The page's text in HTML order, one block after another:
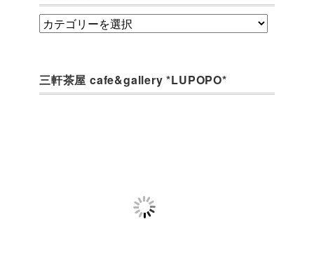
category
三軒茶屋 cafe&gallery *LUPOPO*